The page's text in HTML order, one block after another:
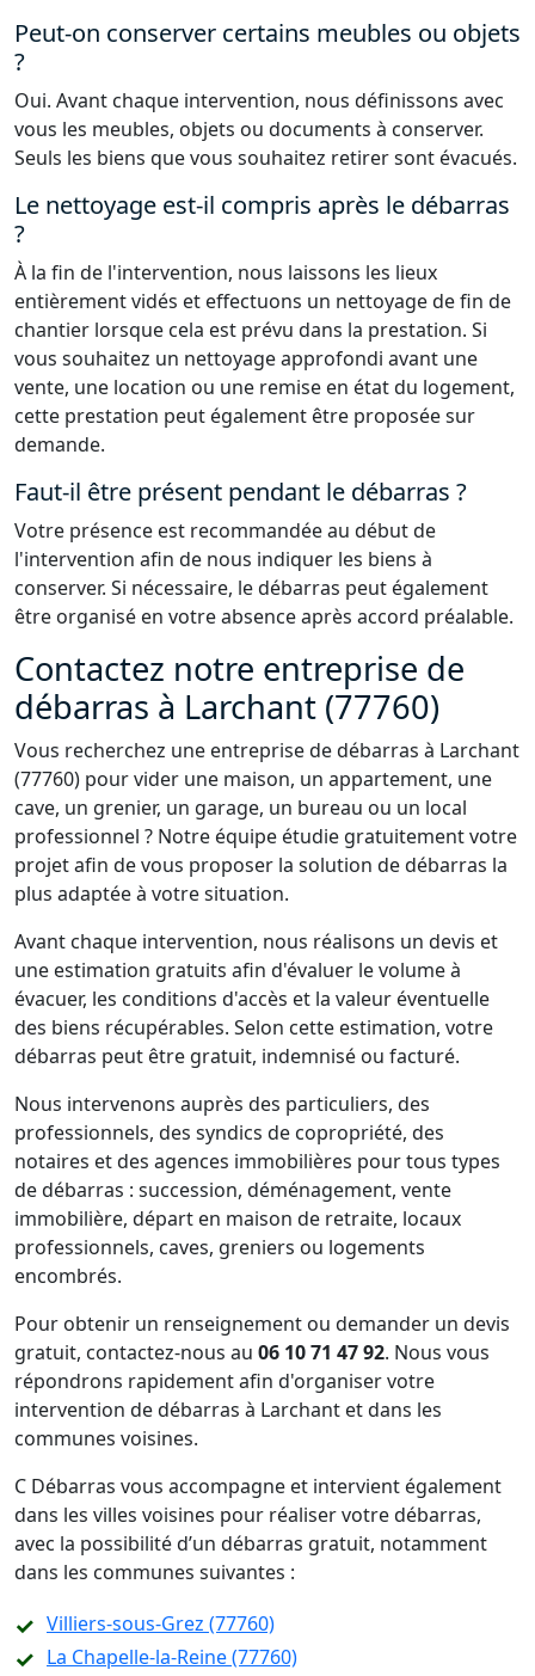
Peut-on conserver certains meubles ou objets
?
Oui. Avant chaque intervention, nous définissons avec
vous les meubles, objets ou documents à conserver.
Seuls les biens que vous souhaitez retirer sont évacués.
Le nettoyage est-il compris après le débarras
?
À la fin de l'intervention, nous laissons les lieux
entièrement vidés et effectuons un nettoyage de fin de
chantier lorsque cela est prévu dans la prestation. Si
vous souhaitez un nettoyage approfondi avant une
vente, une location ou une remise en état du logement,
cette prestation peut également être proposée sur
demande.
Faut-il être présent pendant le débarras ?
Votre présence est recommandée au début de
l'intervention afin de nous indiquer les biens à
conserver. Si nécessaire, le débarras peut également
être organisé en votre absence après accord préalable.
Contactez notre entreprise de
débarras à Larchant (77760)
Vous recherchez une entreprise de débarras à Larchant
(77760) pour vider une maison, un appartement, une
cave, un grenier, un garage, un bureau ou un local
professionnel ? Notre équipe étudie gratuitement votre
projet afin de vous proposer la solution de débarras la
plus adaptée à votre situation.
Avant chaque intervention, nous réalisons un devis et
une estimation gratuits afin d'évaluer le volume à
évacuer, les conditions d'accès et la valeur éventuelle
des biens récupérables. Selon cette estimation, votre
débarras peut être gratuit, indemnisé ou facturé.
Nous intervenons auprès des particuliers, des
professionnels, des syndics de copropriété, des
notaires et des agences immobilières pour tous types
de débarras : succession, déménagement, vente
immobilière, départ en maison de retraite, locaux
professionnels, caves, greniers ou logements
encombrés.
Pour obtenir un renseignement ou demander un devis
gratuit, contactez-nous au 06 10 71 47 92. Nous vous
répondrons rapidement afin d'organiser votre
intervention de débarras à Larchant et dans les
communes voisines.
C Débarras vous accompagne et intervient également
dans les villes voisines pour réaliser votre débarras,
avec la possibilité d’un débarras gratuit, notamment
dans les communes suivantes :
Villiers-sous-Grez (77760)
La Chapelle-la-Reine (77760)